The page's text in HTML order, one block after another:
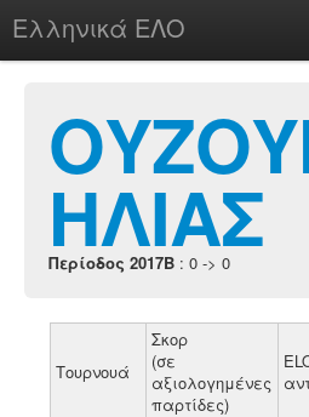
Ελληνικά ΕΛΟ
chesstu.be @ discord
LoginΗΛΙΑΣ
Περίοδος 2017B : 0 -> 0
Τουρνουά
Σκορ
(σε
αξιολογημένες
παρτίδες)